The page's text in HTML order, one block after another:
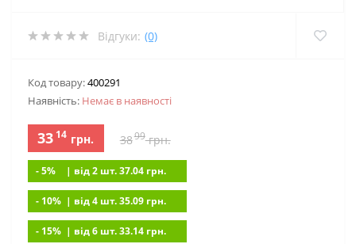
Відгуки: (0)
Код товару:400291
Наявність: Немає в наявностi
33 14 грн. 3899грн.
- 5% | вiд 2 шт. 37.04 грн.
- 10% | вiд 4 шт. 35.09 грн.
- 15% | вiд 6 шт. 33.14 грн.